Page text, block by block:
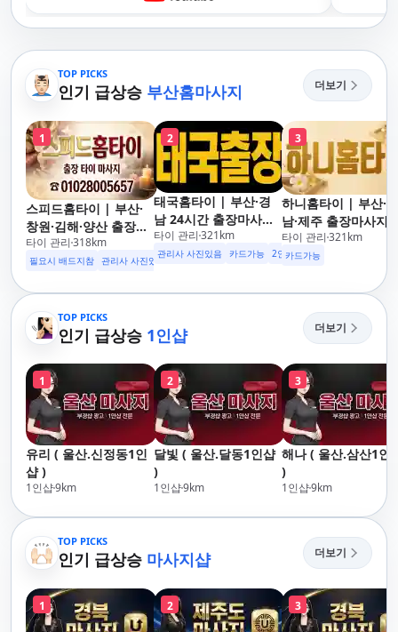
TOP PICKS
인기 급상승 부산홈마사지 더보기
1
스피드홈타이 | 부산·
창원·김해·양산 출장마
사지 홈케어 24시 카드
가능 해운대,사상,광안
지,민락,수영,동래,남
산,구서,연산,서면,재
송,센텀,송도,자갈치,하
동,마린시티,송정,기장,
정관,일광,망미,토곡,시
청,양정,초량,사직,온
천,미남,만덕,괴정,학
장,금사,서동,반여,반
송,명륜,남천,대연,문
현,부전,개금,가야,주
례,괘법,학장,강서,신
마사지 홈케어 홈타이
타이 관리 318km
필요시 배드지참 관리사 사진있음
2
태국홈타이 | 부산·경
남 24시간 출장마사지
후불제/해운대,사상,광
안리,남포동,구포,덕천,
산,구서,연산,서면,재
단,다대포,범일,범천,우
동,마린시티,송정,기장,
정관,일광,망미,토곡,시
청,양정,초량,사직,온
천,미남,만덕,괴정,학
장,금사,서동,반여,반
송,명륜,남천,대연,문
현,부전,개금,가야,주
례,괘법,학장,강서,신
호,서구,암남
타이 관리 321km
관리사 사진있음 카드가능 2인이상 할인
3
하니홈타이 | 부산·경
남·제주 출장마사지
이·아로마 전문
타이 관리 321km
카드가능
TOP PICKS
인기 급상승 1인샵 더보기
1
유리 ( 울산.신정동1인
샵 )
1인샵9km
2
달빛 ( 울산.달동1인샵
)
1인샵9km
3
해나 ( 울산.삼산1인
)
1인샵9km
TOP PICKS
인기 급상승 마사지샵 더보기
1 2 3